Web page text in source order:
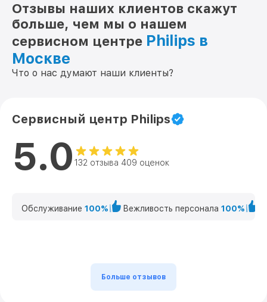
Отзывы наших клиентов скажут
больше, чем мы о нашем
сервисном центре Philips в
Москве
Что о нас думают наши клиенты?
Сервисный центр Philips
5.0 132 отзыва 409 оценок
Обслуживание 100% Вежливость персонала 100%
Больше отзывов